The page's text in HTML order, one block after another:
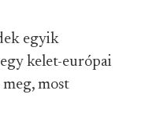
egyik
kelet-európai
most